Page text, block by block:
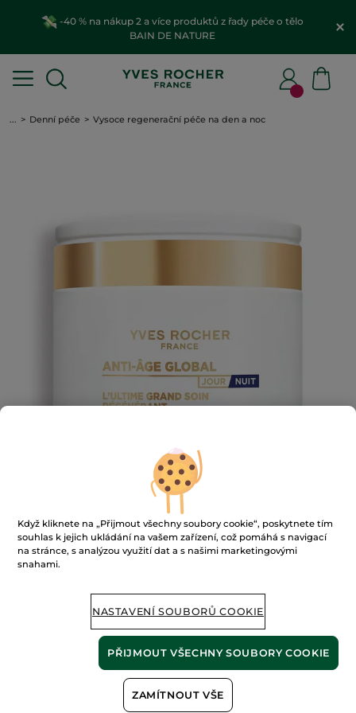
-40 % na nákup 2 a více produktů z řady péče o tělo
BAIN DE NATURE
... Denní péče Vysoce regenerační péče na den a noc
Vysoce regenerační péče na den a
★★★★★
★★★★★
Žádná
hodnocení
PŘIDAT HODNOCENÍ
Když kliknete na „Přijmout všechny soubory cookie“, poskytnete tím
souhlas k jejich ukládání na vašem zařízení, což pomáhá s navigací
na stránce, s analýzou využití dat a s našimi marketingovými
snahami.
NASTAVENÍ SOUBORŮ COOKIE
ZAMÍTNOUT VŠE
PŘIJMOUT VŠECHNY SOUBORY COOKIE